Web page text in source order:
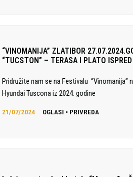
“VINOMANIJA” ZLATIBOR
“TUCSTON” – TERASA I PLATO
Pridružite nam se na Festivalu
Hyundai Tuscona iz 2024. godine
21/07/2024 OGLASI • PRIVREDA